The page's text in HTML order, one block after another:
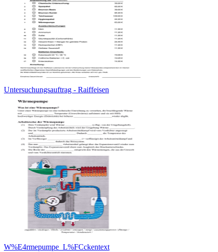
Untersuchungsauftrag - Raiffeisen
W%E4rmepumpe_L%FCckentext